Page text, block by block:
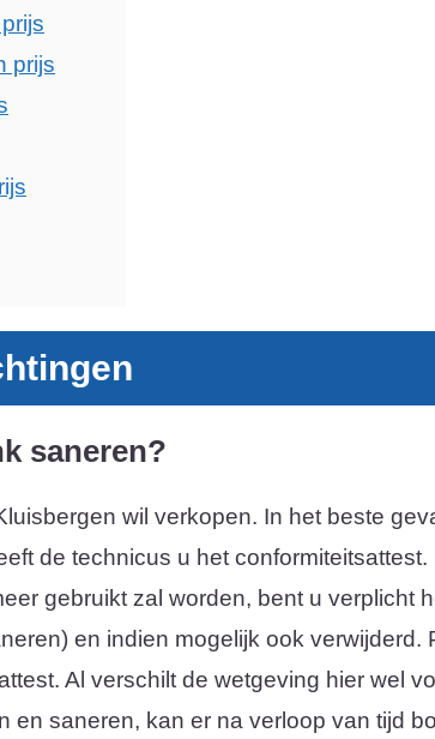
prijs
saneren?
wil verkopen. In het beste
de technicus u het
gebruikt zal worden, bent u verplicht
en indien mogelijk ook
Al verschilt de wetgeving hier wel
en saneren, kan er na verloop van tijd